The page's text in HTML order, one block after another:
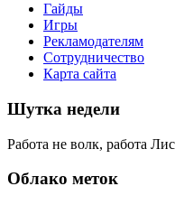
Гайды
Игры
Рекламодателям
Сотрудничество
Карта сайта
Шутка недели
Работа не волк, работа
Облако меток